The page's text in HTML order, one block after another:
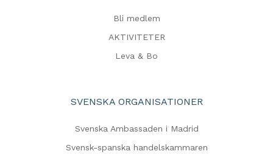
Bli medlem
AKTIVITETER
Leva & Bo
SVENSKA ORGANISATIONER
Svenska Ambassaden i Madrid
Svensk-spanska handelskammaren